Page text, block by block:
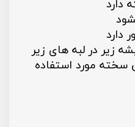
دارد
زیر در لبه های زیر
مورد استفاده